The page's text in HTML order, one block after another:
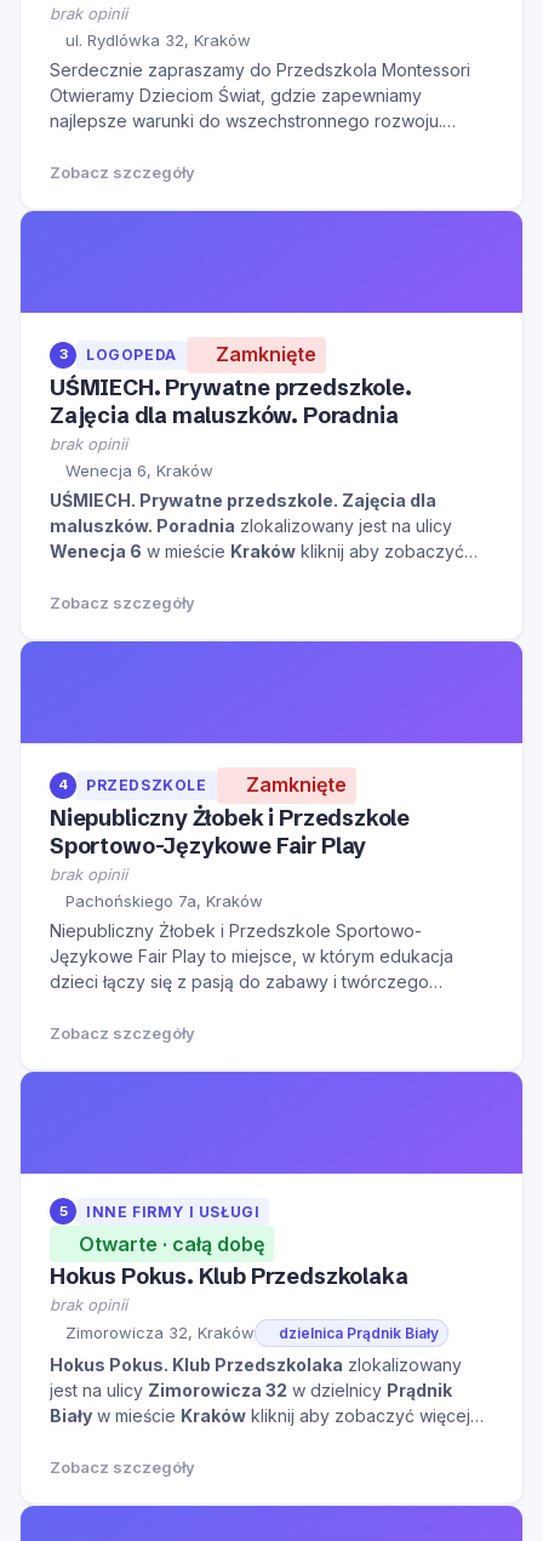
brak opinii
ul. Rydlówka 32, Kraków
Serdecznie zapraszamy do Przedszkola Montessori
Otwieramy Dzieciom Świat, gdzie zapewniamy
najlepsze warunki do wszechstronnego rozwoju.
Montessori, która kładzie nacisk na indywidualne
Zobacz szczegóły
3 LOGOPEDA Zamknięte
UŚMIECH. Prywatne przedszkole.
Zajęcia dla maluszków. Poradnia
brak opinii
Wenecja 6, Kraków
UŚMIECH. Prywatne przedszkole. Zajęcia dla
maluszków. Poradnia zlokalizowany jest na ulicy
Wenecja 6 w mieście Kraków kliknij aby zobaczyć
Zobacz szczegóły
4 PRZEDSZKOLE Zamknięte
Niepubliczny Żłobek i Przedszkole
Sportowo-Językowe Fair Play
brak opinii
Pachońskiego 7a, Kraków
Niepubliczny Żłobek i Przedszkole Sportowo-
Językowe Fair Play to miejsce, w którym edukacja
dzieci łączy się z pasją do zabawy i twórczego
na rozwój, dlatego organizujemy różnorodne zajęcia
Zobacz szczegóły
5 INNE FIRMY I USŁUGI
Otwarte · całą dobę
Hokus Pokus. Klub Przedszkolaka
brak opinii
Zimorowicza 32, Kraków
dzielnica Prądnik Biały
Hokus Pokus. Klub Przedszkolaka zlokalizowany
jest na ulicy Zimorowicza 32 w dzielnicy Prądnik
Biały w mieście Kraków kliknij aby zobaczyć więcej
Zobacz szczegóły